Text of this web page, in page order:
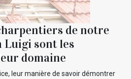
de notre
sont les
domaine
leur manière de savoir démontrer